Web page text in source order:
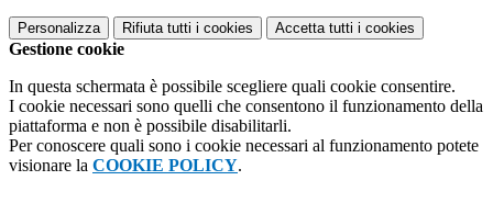
Personalizza Rifiuta tutti i cookies Accetta tutti i cookies
Gestione cookie
In questa schermata è possibile scegliere quali cookie consentire.
I cookie necessari sono quelli che consentono il funzionamento della
piattaforma e non è possibile disabilitarli.
Per conoscere quali sono i cookie necessari al funzionamento potete
visionare la COOKIE POLICY.